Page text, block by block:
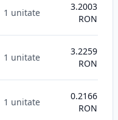
1 unitate
3.2003
RON
1 unitate
3.2259
RON
1 unitate
0.2166
RON